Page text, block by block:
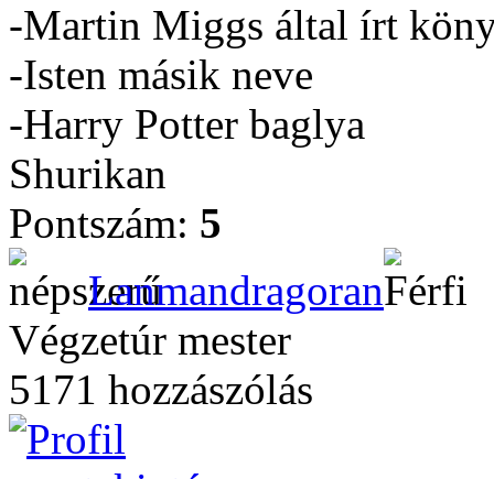
-Martin Miggs által írt
-Isten másik neve
-Harry Potter baglya
Shurikan
Pontszám: 5
Lanmandragoran
Végzetúr mester
5171 hozzászólás